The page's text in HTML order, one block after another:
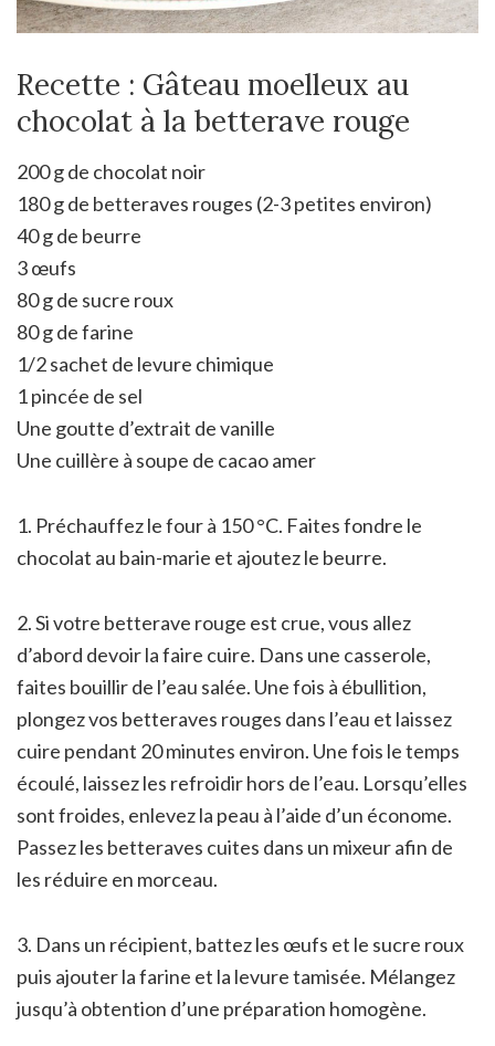
Recette : Gâteau moelleux au
chocolat à la betterave rouge
200 g de chocolat noir
180 g de betteraves rouges (2-3 petites environ)
40 g de beurre
3 œufs
80 g de sucre roux
80 g de farine
1/2 sachet de levure chimique
1 pincée de sel
Une goutte d’extrait de vanille
Une cuillère à soupe de cacao amer
1. Préchauffez le four à 150 °C. Faites fondre le
chocolat au bain-marie et ajoutez le beurre.
2. Si votre betterave rouge est crue, vous allez
d’abord devoir la faire cuire. Dans une casserole,
faites bouillir de l’eau salée. Une fois à ébullition,
plongez vos betteraves rouges dans l’eau et laissez
cuire pendant 20 minutes environ. Une fois le temps
écoulé, laissez les refroidir hors de l’eau. Lorsqu’elles
sont froides, enlevez la peau à l’aide d’un économe.
Passez les betteraves cuites dans un mixeur afin de
les réduire en morceau.
3. Dans un récipient, battez les œufs et le sucre roux
puis ajouter la farine et la levure tamisée. Mélangez
jusqu’à obtention d’une préparation homogène.